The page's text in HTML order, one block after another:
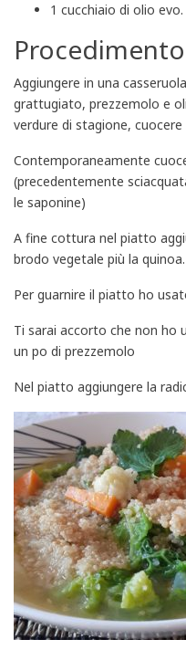
1 cucchiaio di olio evo.
Procedimento
Aggiungere in una
grattugiato, prezzemolo e
verdure di stagione,
Contemporaneamente
(precedentemente
le saponine)
A fine cottura nel piatto
brodo vegetale più la quinoa.
Per guarnire il piatto ho
Ti sarai accorto che non ho
un po di prezzemolo
Nel piatto aggiungere la